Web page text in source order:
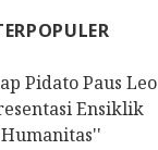
Pidato Paus Leo
Ensiklik